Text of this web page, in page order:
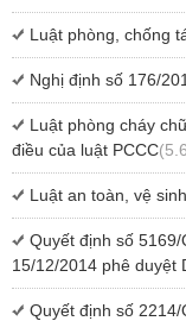
Luật phòng, chống
Nghị định số 176/
Luật phòng cháy
điều của luật PCCC
Luật an toàn, vệ
Quyết định số
15/12/2014 phê duyệt
Quyết định số